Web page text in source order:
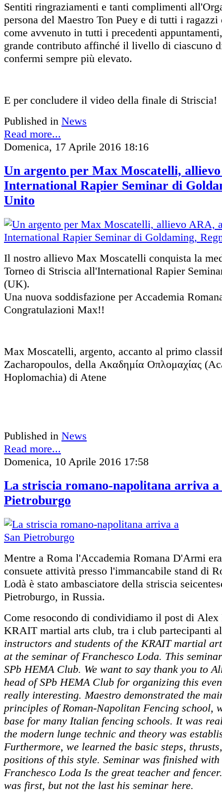
Sentiti ringraziamenti e tanti complimenti
persona del Maestro Ton Puey e di tutti i
come avvenuto in tutti i precedenti
grande contributo affinché il livello di ciascuno
confermi sempre più elevato.
E per concludere il video della finale di Striscia!
Published in News
Read more...
Domenica, 17 Aprile 2016 18:16
Un argento per Max Moscatelli,
International Rapier Seminar di
Unito
Il nostro allievo Max Moscatelli conquista la
Torneo di Striscia all'International Rapier
(UK).
Una nuova soddisfazione per Accademia
Congratulazioni Max!!
Max Moscatelli, argento, accanto al primo
Zacharopoulos, della Ακαδημία Οπλομαχίας
Hoplomachia) di Atene
Published in News
Read more...
Domenica, 10 Aprile 2016 17:58
La striscia romano-napolitana arriva a
Pietroburgo
Mentre a Roma l'Accademia Romana D'Armi
consuete attività presso l'immancabile stand di
Lodà è stato ambasciatore della striscia
Pietroburgo, in Russia.
Come resocondo di condividiamo il post di Alex
KRAIT martial arts club, tra i club partecipanti
instructors and students of the KRAIT martial
at the seminar of Franchesco Loda. This
SPb HEMA Club. We want to say thank you to
head of SPb HEMA Club for organizing this
really interesting. Maestro demonstrated the
principles of Roman-Napolitan Fencing school,
base for many Italian fencing schools. It was
the modern lunge technic and theory was
Furthermore, we learned the basic steps,
positions of this style. Seminar was finished
Franchesco Loda Is the great teacher and
was first, but not the last his seminar here.